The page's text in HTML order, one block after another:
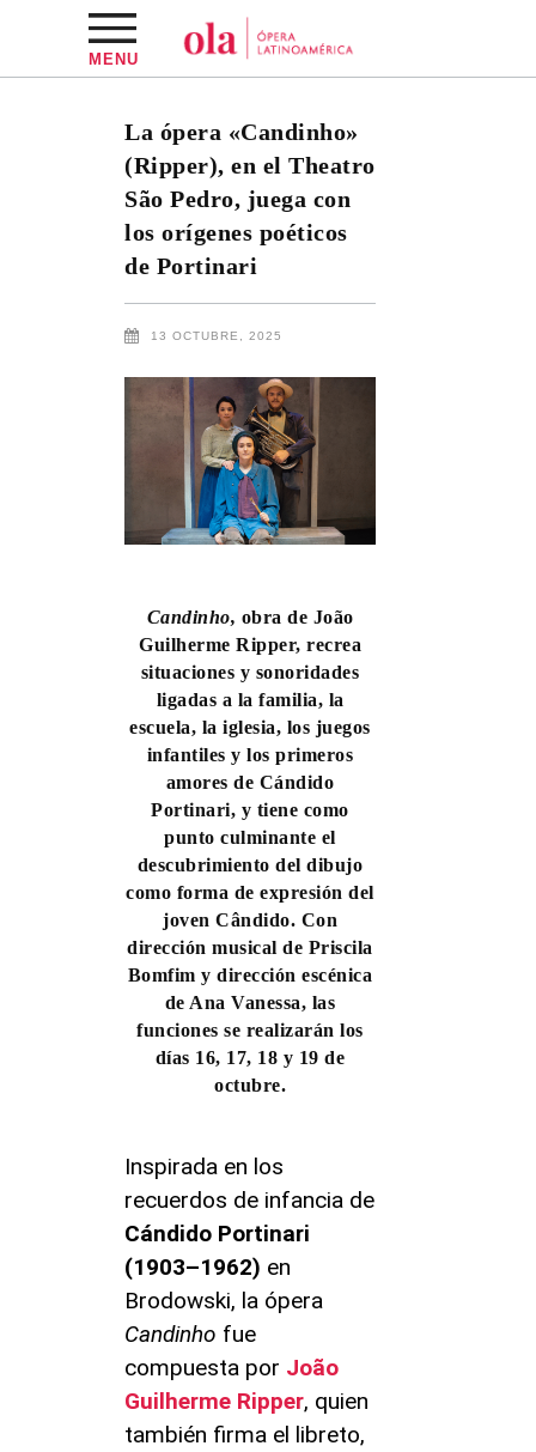
MENU
La ópera «Candinho»
(Ripper), en el Theatro
São Pedro, juega con
los orígenes poéticos
de Portinari
13 OCTUBRE, 2025
Candinho, obra de João
Guilherme Ripper, recrea
situaciones y sonoridades
ligadas a la familia, la
escuela, la iglesia, los juegos
infantiles y los primeros
amores de Cándido
Portinari, y tiene como
punto culminante el
descubrimiento del dibujo
como forma de expresión del
joven Cândido. Con
dirección musical de Priscila
Bomfim y dirección escénica
de Ana Vanessa, las
funciones se realizarán los
días 16, 17, 18 y 19 de
octubre.
Inspirada en los
recuerdos de infancia de
Cándido Portinari
(1903–1962) en
Brodowski, la ópera
Candinho fue
compuesta por João
Guilherme Ripper, quien
también firma el libreto,